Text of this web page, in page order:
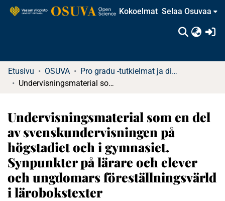
Kokoelmat Selaa Osuvaa
Etusivu OSUVA
Pro gradu -tutkielmat ja diplomityöt
Undervisningsmaterial som en del av svenskundervisningen på högstadiet och i gymnasiet. Synpunkter på lärare och elever och ungdomars föreställningsvärld i lärobokstexter
Undervisningsmaterial som en del
av svenskundervisningen på
högstadiet och i gymnasiet.
Synpunkter på lärare och elever
och ungdomars föreställningsvärld
i lärobokstexter